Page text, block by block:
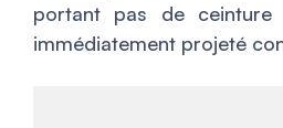
portant pas de
immédiatement projeté